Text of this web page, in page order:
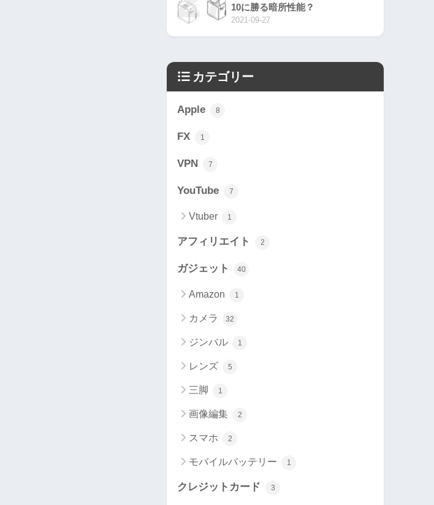
10に勝る暗所性能？
2021-09-27
カテゴリー
Apple 8
FX 1
VPN 7
YouTube 7
Vtuber 1
アフィリエイト 2
ガジェット 40
Amazon 1
カメラ 32
ジンバル 1
レンズ 5
三脚 1
画像編集 2
スマホ 2
モバイルバッテリー 1
クレジットカード 3